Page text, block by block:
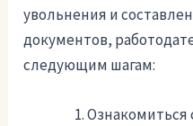
увольнения и
документов,
следующим шагам:
Ознакомиться